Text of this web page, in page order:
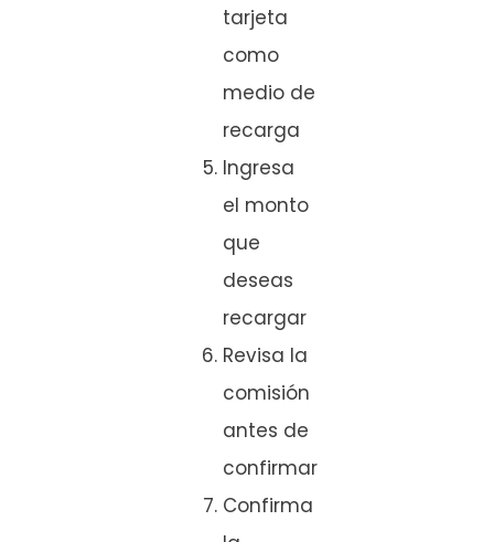
tarjeta
como
medio de
recarga
Ingresa
el monto
que
deseas
recargar
Revisa la
comisión
antes de
confirmar
Confirma